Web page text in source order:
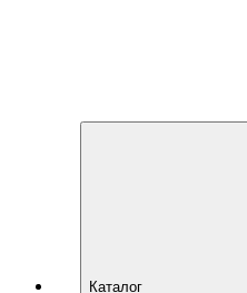
Каталог